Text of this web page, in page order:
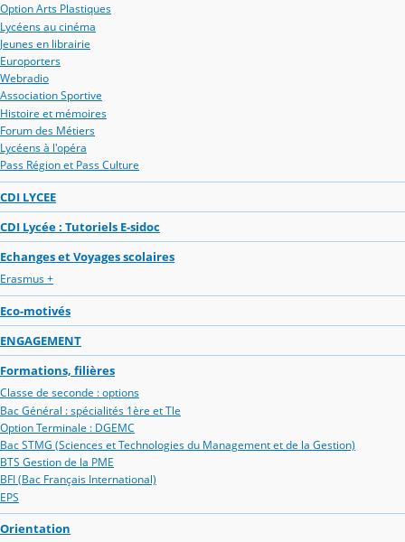
Option Arts Plastiques
Lycéens au cinéma
Jeunes en librairie
Europorters
Webradio
Association Sportive
Histoire et mémoires
Forum des Métiers
Lycéens à l'opéra
Pass Région et Pass Culture
CDI LYCEE
CDI Lycée : Tutoriels E-sidoc
Echanges et Voyages scolaires
Erasmus +
Eco-motivés
ENGAGEMENT
Formations, filières
Classe de seconde : options
Bac Général : spécialités 1ère et Tle
Option Terminale : DGEMC
Bac STMG (Sciences et Technologies du Management et de la Gestion)
BTS Gestion de la PME
BFI (Bac Français International)
EPS
Orientation